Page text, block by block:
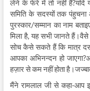
लेने के फेरे में तो नहीं हैं?यदि
समिति के सदस्यों तक
पुरस्कार/सम्मान का नाम
मिला है, यह सभी जानते
सोच कैसे सकते हैं कि मात्र दस
आपका अभिनन्दन हो
हज़ार से कम नहीं होता
मैंने रामलाल जी से कहा-आप